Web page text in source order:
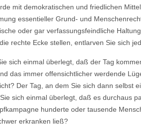
mit demokratischen und friedlichen
essentieller Grund- und
oder gar verfassungsfeindliche
rechte Ecke stellen, entlarven Sie sich
sich einmal überlegt, daß der Tag
das immer offensichtlicher werdende
Der Tag, an dem Sie sich dann selbst
sich einmal überlegt, daß es durchaus
hunderte oder tausende
erkranken ließ?